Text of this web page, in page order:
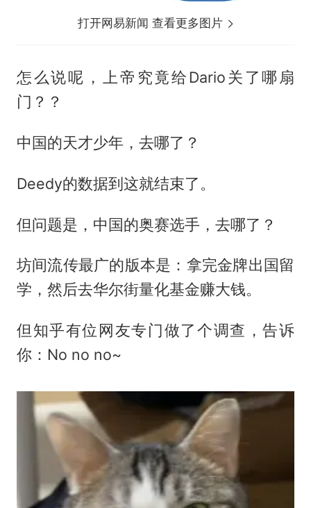
打开网易新闻 查看更多图片
怎么说呢，上帝究竟给Dario关了哪扇
门？？
中国的天才少年，去哪了？
Deedy的数据到这就结束了。
但问题是，中国的奥赛选手，去哪了？
坊间流传最广的版本是：拿完金牌出国留
学，然后去华尔街量化基金赚大钱。
但知乎有位网友专门做了个调查，告诉
你：No no no~